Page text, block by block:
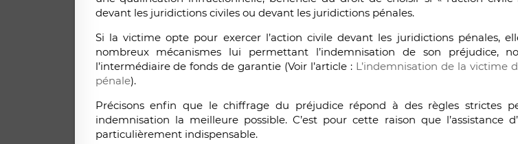
devant les juridictions civiles ou devant les juridictions pénales.
Si la victime opte pour exercer l’action civile devant les juridictions pénales,
nombreux mécanismes lui permettant l’indemnisation de son préjudice,
l’intermédiaire de fonds de garantie (Voir l’article : L’indemnisation de la victime
pénale).
Précisons enfin que le chiffrage du préjudice répond à des règles strictes
indemnisation la meilleure possible. C’est pour cette raison que l’assistance
particulièrement indispensable.